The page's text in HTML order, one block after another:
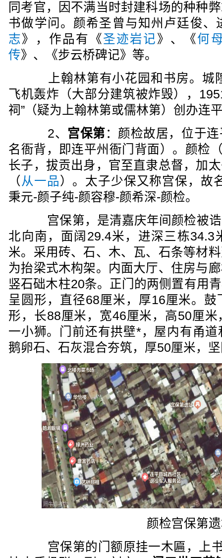
同考官，因不满当时封建科场的种种
书做学问。颜希圣曾与知州卢廷俊、
志》，作品有《圣迹岩记 》、《何
传》、《步云桥碑记》等。
上翰林第有小花园和书房。城
飞机轰炸（大部分建筑被炸毁），
祠”（疑为上翰林第或儒林第）创办连
2、 宫保第：颜检故居，位于
名衙背，即连平州衙门背面）。颜检
长子，拔贡出身，官至直隶总督，加
（ 从一品 ）。太子少保又称宫保，故
秉元-颜子纯-颜容穆-颜希深-颜检。
宫保第，是清嘉庆年间颜检被诰
北向南，面阔29.4米，进深三栋34.3
米。采用砖、石、木、瓦、石条等材
为抬梁式木构架。内面大厅、住房与
竖石础木柱20条。正门的两侧置有用
呈圆形，直径68厘米，厚16厘米。
形，长88厘米，宽46厘米，高50厘
一小狮。门前还有拱壁*，屋内有甬
鹅卵石、石灰混合夯筑，厚50厘米，
颜检宫保第
宫保第的门额原挂一木匾，上书